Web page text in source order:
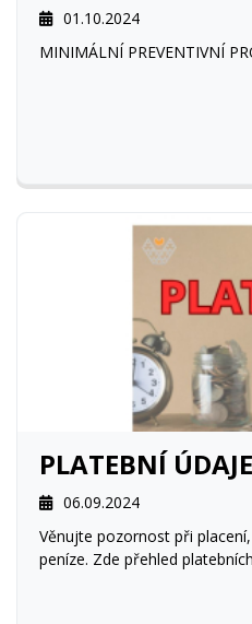
01.10.2024
MINIMÁLNÍ PREVENTIVNÍ
PLATEBNÍ ÚDAJE
06.09.2024
Věnujte pozornost při
peníze. Zde přehled